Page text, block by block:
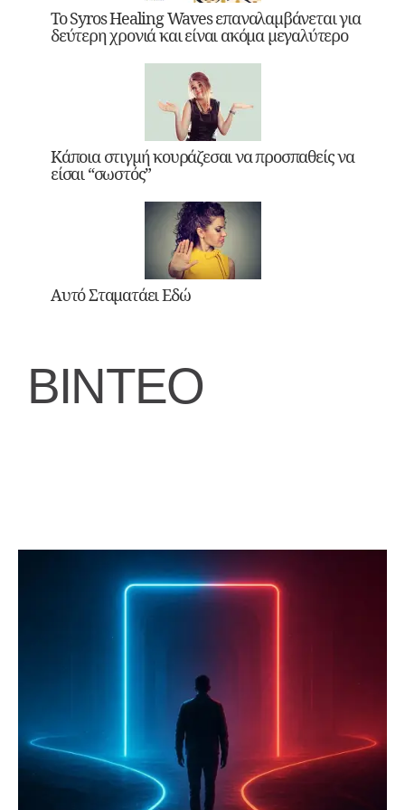
Το Syros Healing Waves επαναλαμβάνεται για
δεύτερη χρονιά και είναι ακόμα μεγαλύτερο
Κάποια στιγμή κουράζεσαι να προσπαθείς να
είσαι “σωστός”
Αυτό Σταματάει Εδώ
ΒΙΝΤΕΟ